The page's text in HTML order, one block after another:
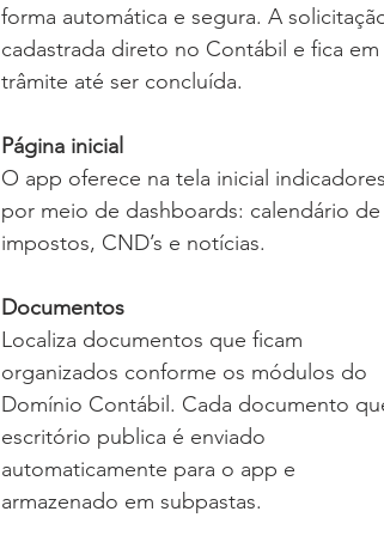
forma automática e segura. A
cadastrada direto no Contábil e fica em
trâmite até ser concluída.
Página inicial
O app oferece na tela inicial
por meio de dashboards: calendário
impostos, CND’s e notícias.
Documentos
Localiza documentos que ficam
organizados conforme os módulos do
Domínio Contábil. Cada documento
escritório publica é enviado
automaticamente para o app e
armazenado em subpastas.